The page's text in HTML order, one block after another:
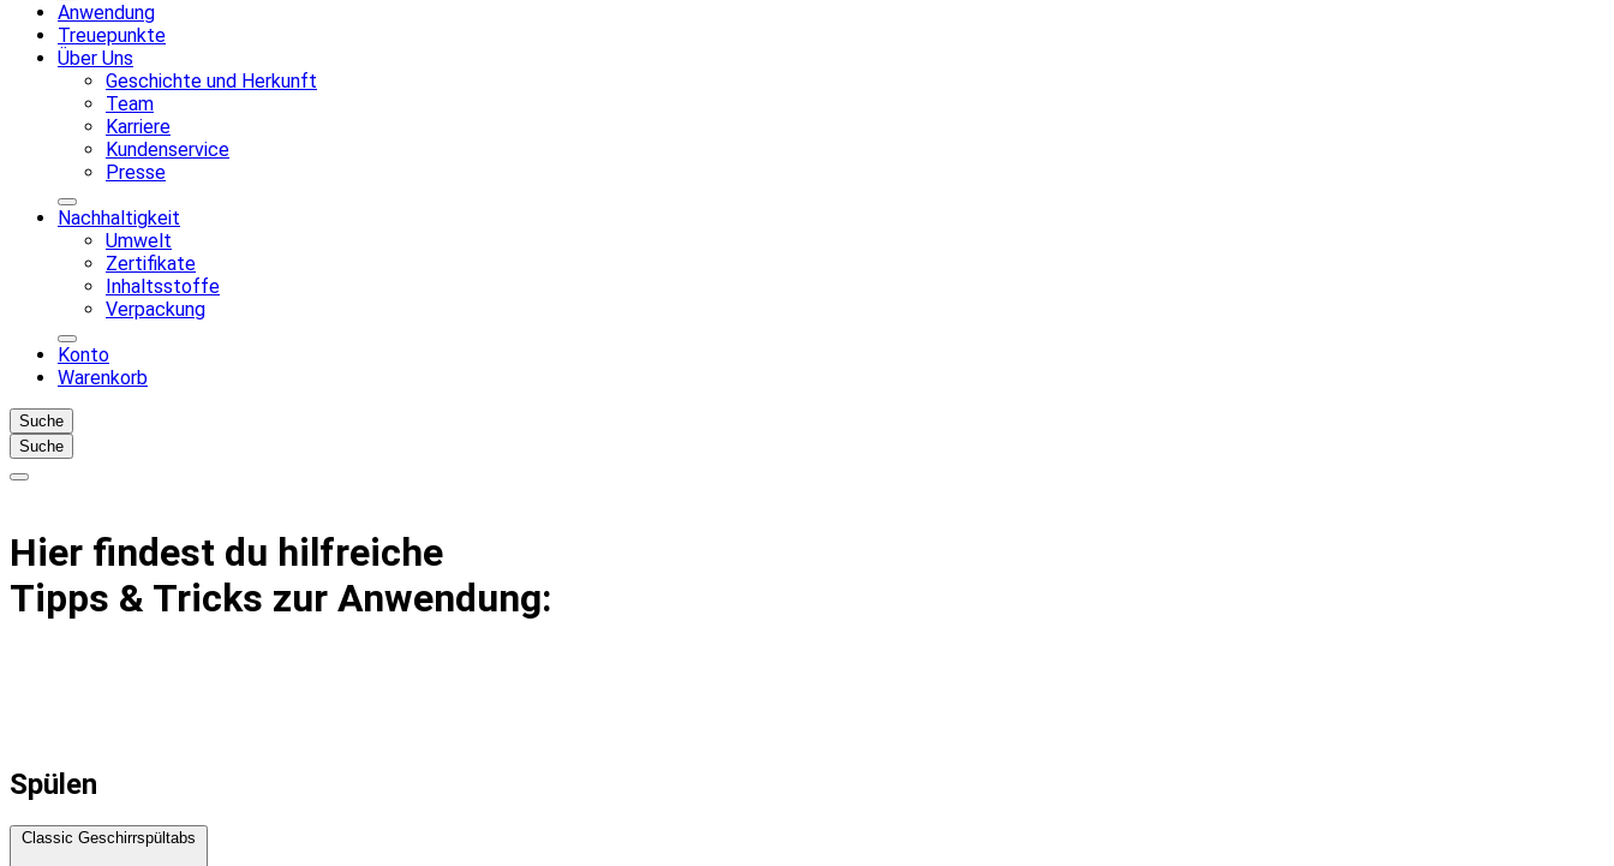
Anwendung
Treuepunkte
Über Uns
Geschichte und Herkunft
Team
Karriere
Kundenservice
Presse
Nachhaltigkeit
Umwelt
Zertifikate
Inhaltsstoffe
Verpackung
Konto
Warenkorb
Suche
Suche
Hier findest du hilfreiche
Tipps & Tricks zur Anwendung:
Spülen
Classic Geschirrspültabs